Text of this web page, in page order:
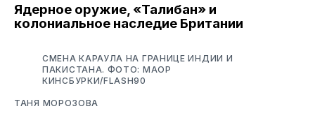
Ядерное оружие, «Талибан» и
колониальное наследие Британии
СМЕНА КАРАУЛА НА ГРАНИЦЕ ИНДИИ И
ПАКИСТАНА. ФОТО: МАОР
КИНСБУРКИ/FLASH90
ТАНЯ МОРОЗОВА